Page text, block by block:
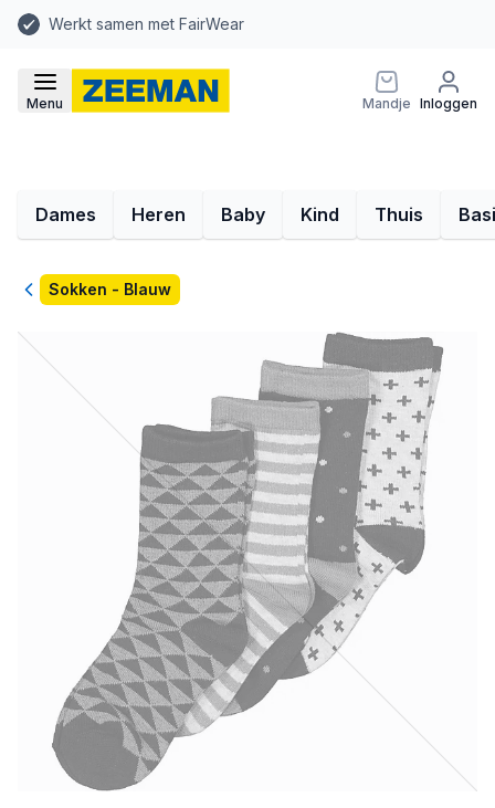
Werkt samen met FairWear
Menu Mandje Inloggen
Dames Heren Baby Kind Thuis
TerugSokken - Blauw